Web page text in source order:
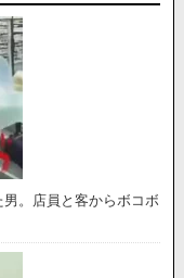
男。店員と客からボコボ